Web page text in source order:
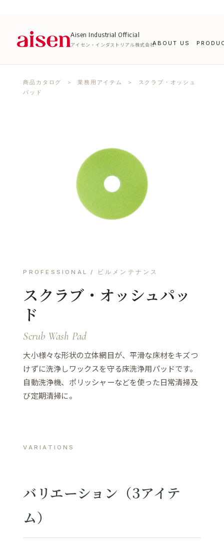
Aisen Industrial Official
アイセン・インダストリアル株式会社ABOUT US
商品カタログ ＞業務用アイテム
＞ スクラブ・オッシュ
パッド
PROFESSIONAL / ビルメンテナンス
スクラブ・オッシュパッ
ド
Scrub Wash Pad
大小様々な形状の立体網目が、平滑な床材をキズつ
けずに洗浄しワックスを守る床洗浄用パッドです。
自動洗浄機、ポリッシャーなどを使った日常清掃及
び定期清掃に。
VARIATIONS
バリエーション（3アイテ
ム）